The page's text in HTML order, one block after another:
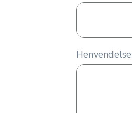
Henvendelse